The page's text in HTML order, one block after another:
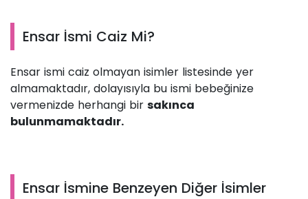
Ensar İsmi Caiz Mi?
Ensar ismi caiz olmayan isimler listesinde yer
almamaktadır, dolayısıyla bu ismi bebeğinize
vermenizde herhangi bir sakınca
bulunmamaktadır.
Ensar İsmine Benzeyen Diğer İsimler